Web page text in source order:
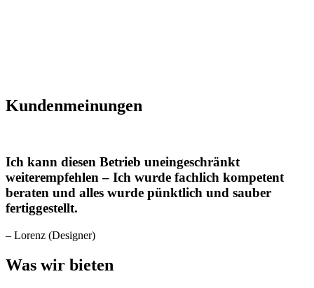
Kundenmeinungen
Ich kann diesen Betrieb uneingeschränkt
weiterempfehlen – Ich wurde fachlich kompetent
beraten und alles wurde pünktlich und sauber
fertiggestellt.
– Lorenz (Designer)
Was wir bieten